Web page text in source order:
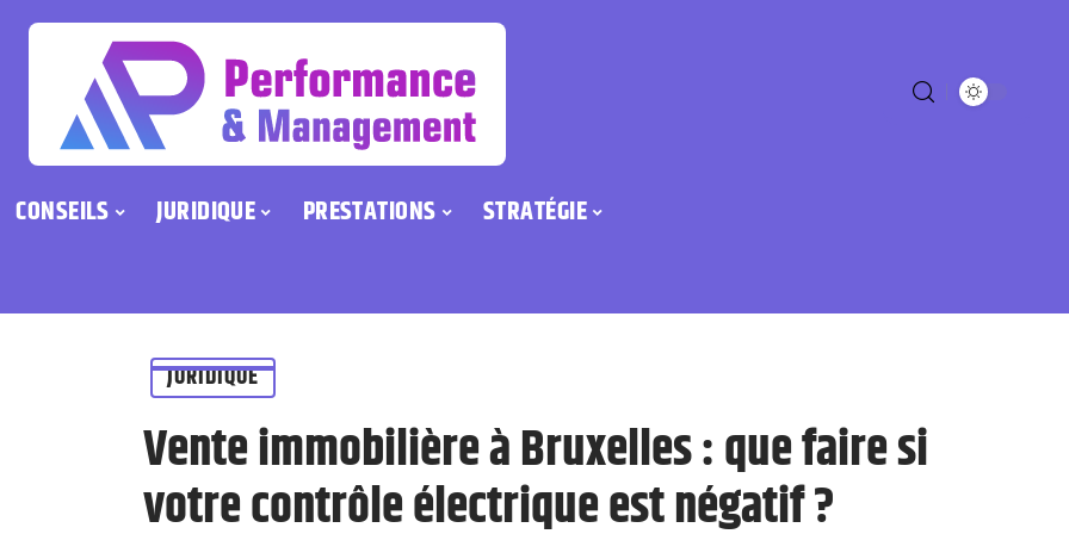
CONSEILS JURIDIQUE PRESTATIONS STRATÉGIE
JURIDIQUE
Vente immobilière à Bruxelles : que faire si
votre contrôle électrique est négatif ?